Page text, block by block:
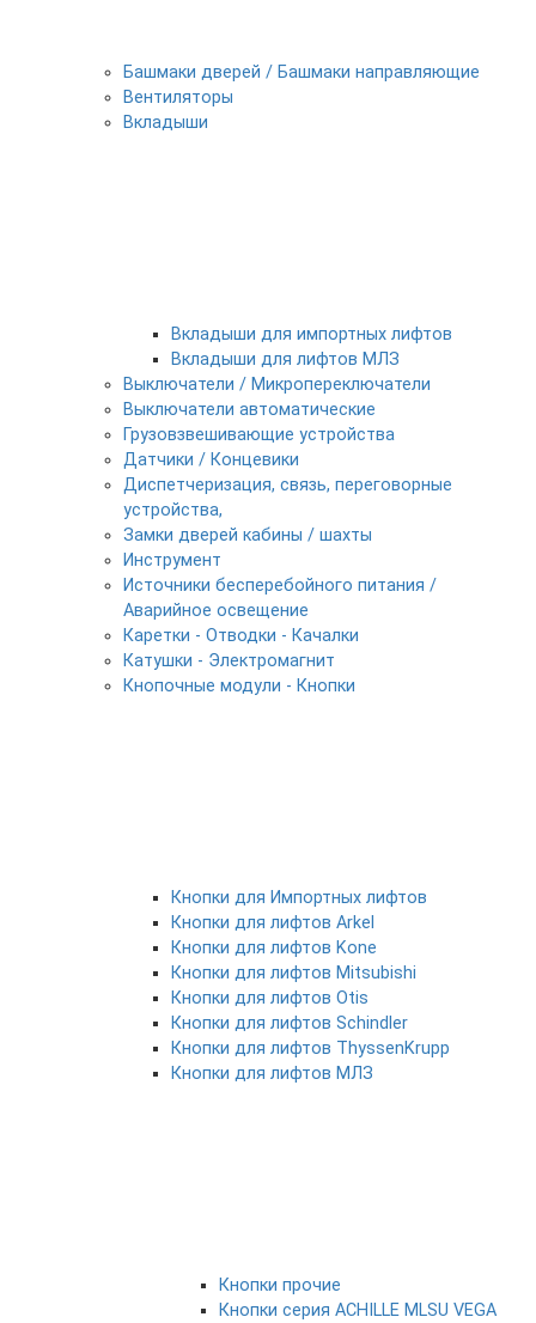
Башмаки дверей / Башмаки направляющие
Вентиляторы
Вкладыши
Вкладыши для импортных лифтов
Вкладыши для лифтов МЛЗ
Выключатели / Микропереключатели
Выключатели автоматические
Грузовзвешивающие устройства
Датчики / Концевики
Диспетчеризация, связь, переговорные
устройства,
Замки дверей кабины / шахты
Инструмент
Источники бесперебойного питания /
Аварийное освещение
Каретки - Отводки - Качалки
Катушки - Электромагнит
Кнопочные модули - Кнопки
Кнопки для Импортных лифтов
Кнопки для лифтов Arkel
Кнопки для лифтов Kone
Кнопки для лифтов Mitsubishi
Кнопки для лифтов Otis
Кнопки для лифтов Schindler
Кнопки для лифтов ThyssenKrupp
Кнопки для лифтов МЛЗ
Кнопки прочие
Кнопки серия ACHILLE MLSU VEGA